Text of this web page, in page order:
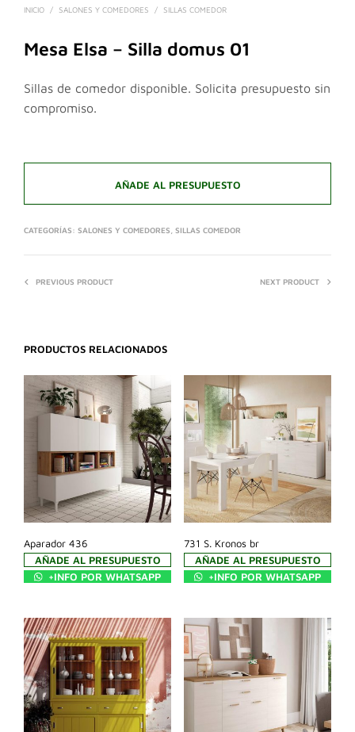
INICIO / SALONES Y COMEDORES / SILLAS COMEDOR
Mesa Elsa – Silla domus 01
Sillas de comedor disponible. Solicita presupuesto sin
compromiso.
AÑADE AL PRESUPUESTO
CATEGORÍAS: SALONES Y COMEDORES SILLAS COMEDOR
PREVIOUS PRODUCT NEXT PRODUCT
PRODUCTOS RELACIONADOS
Aparador 436
AÑADE AL PRESUPUESTO
+INFO POR WHATSAPP
731 S. Kronos br
AÑADE AL PRESUPUESTO
+INFO POR WHATSAPP